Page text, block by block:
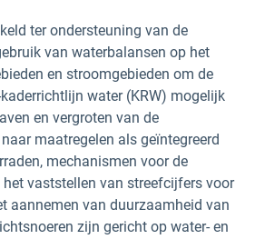
ter ondersteuning van de
van waterbalansen op het
en stroomgebieden om de
water (KRW) mogelijk
en vergroten van de
maatregelen als geïntegreerd
mechanismen voor de
vaststellen van streefcijfers voor
aannemen van duurzaamheid van
zijn gericht op water- en